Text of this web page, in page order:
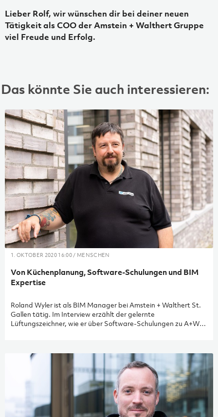
Lieber Rolf, wir wünschen dir bei deiner neuen
Tätigkeit als COO der Amstein + Walthert Gruppe
viel Freude und Erfolg.
Das könnte Sie auch interessieren:
1. OKTOBER 2020 16:00 / MENSCHEN
Von Küchenplanung, Software-Schulungen und BIM
Expertise
Roland Wyler ist als BIM Manager bei Amstein + Walthert St.
Gallen tätig. Im Interview erzählt der gelernte
Lüftungszeichner, wie er über Software-Schulungen zu A+W